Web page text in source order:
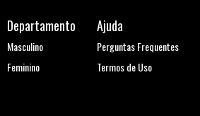
Departamento
Masculino
Feminino
Ajuda
Perguntas Frequentes
Termos de Uso